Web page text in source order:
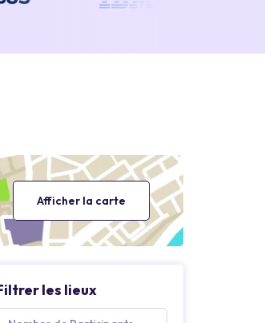
Afficher la carte
les lieux